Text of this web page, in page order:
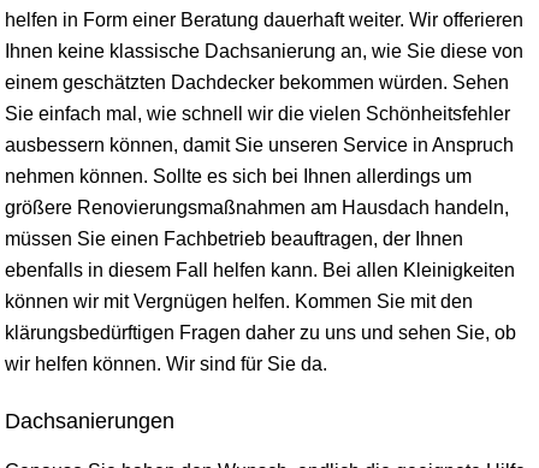
helfen in Form einer Beratung dauerhaft weiter. Wir offerieren
Ihnen keine klassische Dachsanierung an, wie Sie diese von
einem geschätzten Dachdecker bekommen würden. Sehen
Sie einfach mal, wie schnell wir die vielen Schönheitsfehler
ausbessern können, damit Sie unseren Service in Anspruch
nehmen können. Sollte es sich bei Ihnen allerdings um
größere Renovierungsmaßnahmen am Hausdach handeln,
müssen Sie einen Fachbetrieb beauftragen, der Ihnen
ebenfalls in diesem Fall helfen kann. Bei allen Kleinigkeiten
können wir mit Vergnügen helfen. Kommen Sie mit den
klärungsbedürftigen Fragen daher zu uns und sehen Sie, ob
wir helfen können. Wir sind für Sie da.
Dachsanierungen